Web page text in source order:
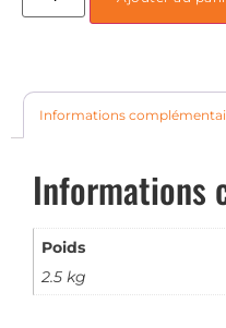
Informations
Informations
Poids
2.5 kg